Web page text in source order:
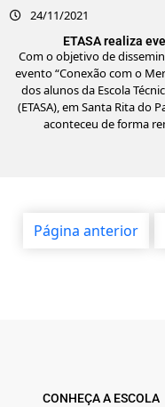
24/11/2021
ETASA realiza
Com o objetivo de
evento “Conexão com o
dos alunos da Escola
(ETASA), em Santa Rita do
aconteceu de forma
Página anterior
CONHEÇA A ESCOLA